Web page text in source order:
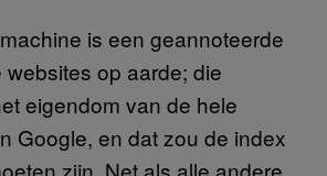
is een geannoteerde
op aarde; die
eigendom van de hele
Google, en dat zou de index
zijn. Net als alle andere